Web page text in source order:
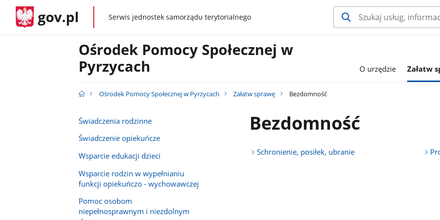
gov.pl gov.plSerwis jednostek samorządu terytorialnego
Ośrodek Pomocy Społecznej w
Pyrzycach
O urzędzie Załatw
Ośrodek Pomocy Społecznej w Pyrzycach Załatw sprawę Bezdomność
Świadczenia rodzinne
Świadczenie opiekuńcze
Wsparcie edukacji dzieci
Wsparcie rodzin w wypełnianiu
funkcji opiekuńczo - wychowawczej
Pomoc osobom
niepełnosprawnym i niezdolnym
Bezdomność
Schronienie, posiłek, ubranie